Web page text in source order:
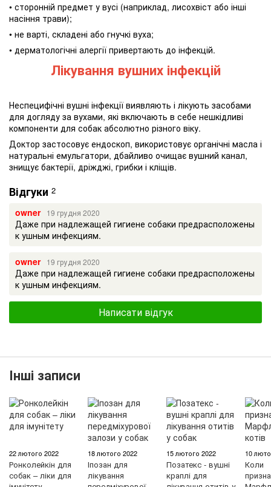
• сторонній предмет у вусі (наприклад, лисохвіст або інші
насіння трави);
• не варті, складені або гнучкі вуха;
• дерматологічні алергії привертають до інфекцій.
Лікування вушних інфекцій
Неспецифічні вушні інфекції виявляють і лікують засобами
для догляду за вухами, які включають в себе нешкідливі
компоненти для собак абсолютно різного віку.
Доктор застосовує ендоскоп, використовує органічні масла і
натуральні емульгатори, дбайливо очищає вушний канал,
знищує бактерії, дріжджі, грибки і кліщів.
Відгуки 2
owner 19 грудня 2020
Даже при надлежащей гигиене собаки предрасположены
к ушным инфекциям.
owner 19 грудня 2020
Даже при надлежащей гигиене собаки предрасположены
к ушным инфекциям.
Написати відгук
Інші записи
22 лютого 2022
Ронколейкін для
собак – ліки для
18 лютого 2022
Іпозан для
лікування
15 лютого 2022
Позатекс - вушні
краплі для
10
Коли